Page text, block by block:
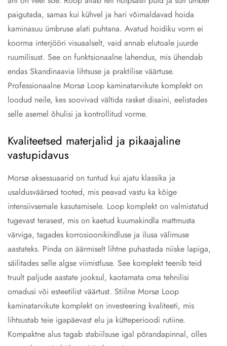
paigutada, samas kui kühvel ja hari võimaldavad hoida
kaminasuu ümbruse alati puhtana. Avatud hoidiku vorm ei
koorma interjööri visuaalselt, vaid annab elutoale juurde
ruumilisust. See on funktsionaalne lahendus, mis ühendab
endas Skandinaavia lihtsuse ja praktilise väärtuse.
Professionaalne Morsø Loop kaminatarvikute komplekt on
loodud neile, kes soovivad vältida rasket disaini, eelistades
selle asemel õhulisi ja kontrollitud vorme.
Kvaliteetsed materjalid ja pikaajaline
vastupidavus
Morsø aksessuaarid on tuntud kui ajatu klassika ja
usaldusväärsed tooted, mis peavad vastu ka kõige
intensiivsemale kasutamisele. Loop komplekt on valmistatud
tugevast terasest, mis on kaetud kuumakindla mattmusta
värviga, tagades korrosioonikindluse ja ilusa välimuse
aastateks. Pinda on äärmiselt lihtne puhastada niiske lapiga,
säilitades selle algse viimistluse. See komplekt teenib teid
truult paljude aastate jooksul, kaotamata oma tehnilisi
omadusi või esteetilist väärtust. Stiilne Morsø Loop
kaminatarvikute komplekt on investeering kvaliteeti, mis
lihtsustab teie igapäevast elu ja kütteperioodi rutiine.
Kompaktne alus tagab stabiilsuse igal põrandapinnal, olles